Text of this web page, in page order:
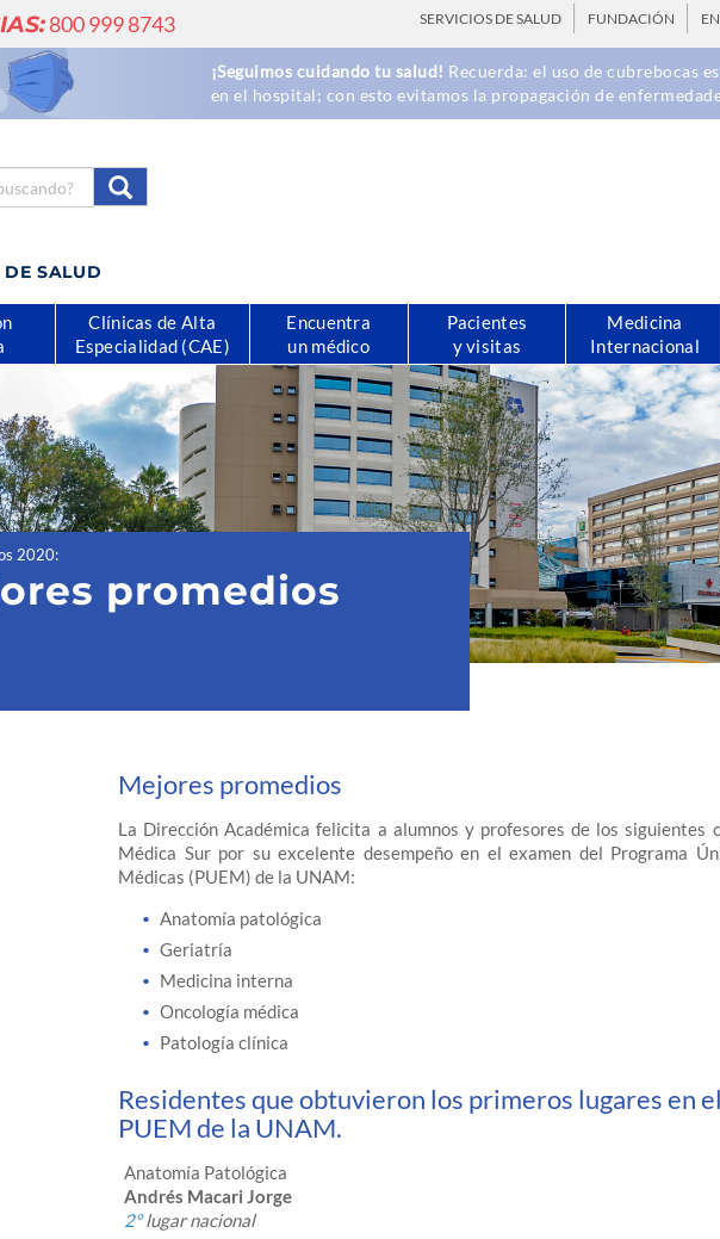
800 999 8743 SERVICIOS DE SALUD FUNDACIÓN
¡Seguimos cuidando tu salud! Recuerda: el uso de cubrebocas
en el hospital; con esto evitamos la propagación de
DE SALUD
Clínicas de Alta
Especialidad (CAE)
Encuentra
un médico
Pacientes
y visitas
Medicina
Internacional
2020:
promedios
Mejores promedios
La Dirección Académica felicita a alumnos y profesores de los siguientes
Médica Sur por su excelente desempeño en el examen del Programa
Médicas (PUEM) de la UNAM:
Anatomía patológica
Geriatría
Medicina interna
Oncología médica
Patología clínica
Residentes que obtuvieron los primeros lugares en
PUEM de la UNAM.
Anatomía Patológica
Andrés Macari Jorge
2ºlugar nacional